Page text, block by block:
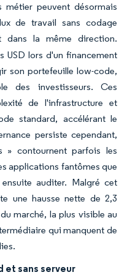
métier peuvent désormais
de travail sans codage
dans la même direction.
USD lors d'un financement
son portefeuille low-code,
des investisseurs. Ces
de l'infrastructure et
standard, accélérant le
persiste cependant,
» contournent parfois les
applications fantômes que
auditer. Malgré cet
une hausse nette de 2,3
marché, la plus visible au
qui manquent de
et sans serveur